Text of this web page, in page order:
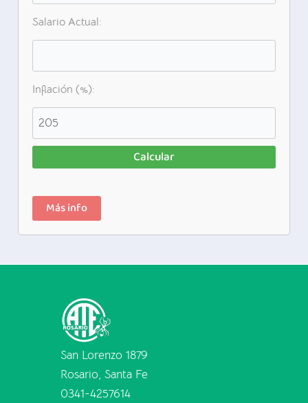
Salario Actual:
Inflación (%):
Calcular
Más info
San Lorenzo 1879
Rosario, Santa Fe
0341-4257614